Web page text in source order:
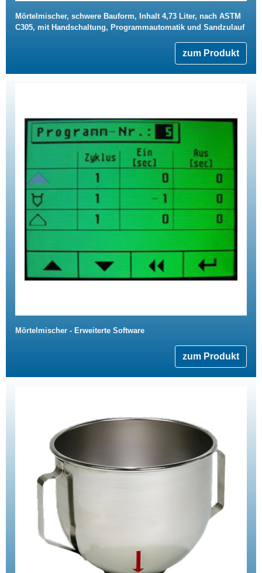
Mörtelmischer, schwere Bauform, Inhalt 4,73 Liter, nach ASTM
C305, mit Handschaltung, Programmautomatik und Sandzulauf
zum Produkt
Mörtelmischer - Erweiterte Software
zum Produkt